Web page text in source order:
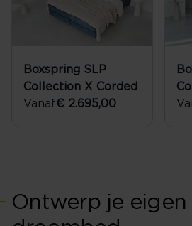
Boxspring SLP
Collection X Corded
Vanaf€ 2.695,00
Ontwerp je eigen